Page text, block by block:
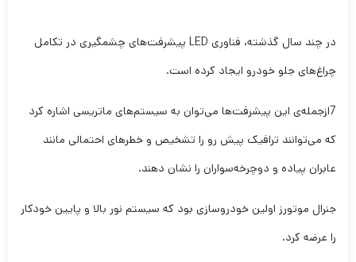
در چند سال گذشته، فناوری LED پیشرفت‌های چشمگیری در تکامل
چراغ‌های جلو خودرو ایجاد کرده است.
7ازجمله‌ی این پیشرفت‌ها می‌توان به سیستم‌های ماتریسی اشاره کرد
که می‌توانند ترافیک پیش رو را تشخیص و خطرهای احتمالی مانند
عابران پیاده و دوچرخه‌سواران را نشان دهند.
جنرال موتورز اولین خودروسازی بود که سیستم نور بالا و پایین خودکار
را عرضه کرد.